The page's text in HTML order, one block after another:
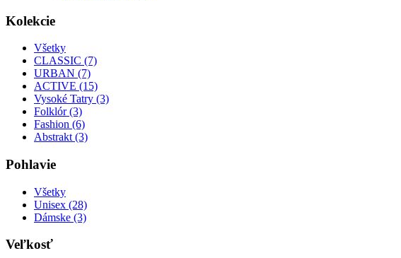
Kolekcie
Všetky
CLASSIC (7)
URBAN (7)
ACTIVE (15)
Vysoké Tatry (3)
Folklór (3)
Fashion (6)
Abstrakt (3)
Pohlavie
Všetky
Unisex (28)
Dámske (3)
Veľkosť